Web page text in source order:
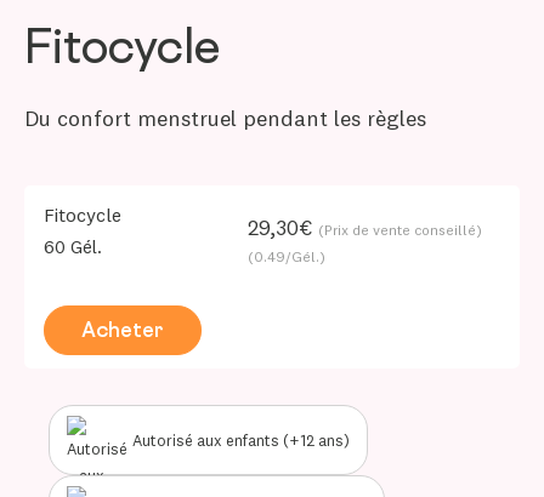
Fitocycle
Du confort menstruel pendant les règles
Fitocycle
60 Gél.
29,30€ (Prix de vente conseillé)
(0.49/Gél.)
Acheter
Autorisé aux enfants (+12 ans)